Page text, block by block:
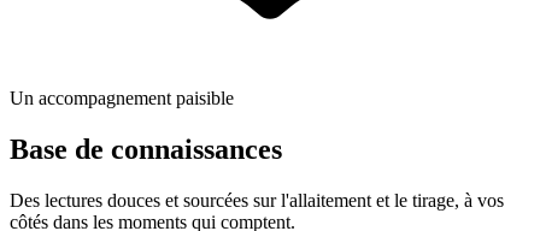
Un accompagnement paisible
Base de connaissances
Des lectures douces et sourcées sur l'allaitement et le tirage, à vos
côtés dans les moments qui comptent.